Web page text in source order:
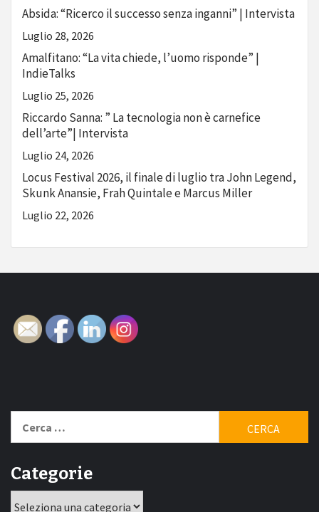
Absida: “Ricerco il successo senza inganni” | Intervista
Luglio 28, 2026
Amalfitano: “La vita chiede, l’uomo risponde” |
IndieTalks
Luglio 25, 2026
Riccardo Sanna: ” La tecnologia non è carnefice
dell’arte”| Intervista
Luglio 24, 2026
Locus Festival 2026, il finale di luglio tra John Legend,
Skunk Anansie, Frah Quintale e Marcus Miller
Luglio 22, 2026
per:
Categorie